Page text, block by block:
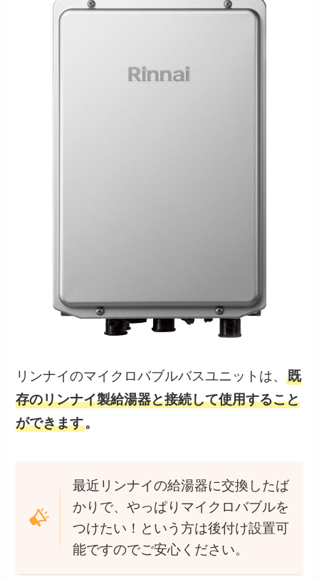
リンナイのマイクロバブルバスユニットは、既
存のリンナイ製給湯器と接続して使用すること
ができます。
最近リンナイの給湯器に交換したば
かりで、やっぱりマイクロバブルを
つけたい！という方は後付け設置可
能ですのでご安心ください。